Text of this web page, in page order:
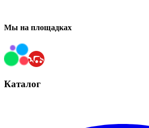
Мы на площадках
Каталог